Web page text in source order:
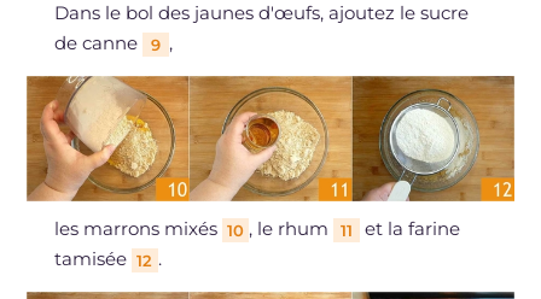
Dans le bol des jaunes d'œufs, ajoutez le sucre
de canne
9 ,
les marrons mixés 10 , le rhum 11
et la farine
tamisée 12 .